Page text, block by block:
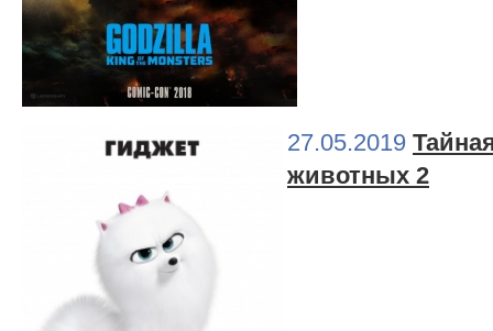
27.05.2019
животных 2